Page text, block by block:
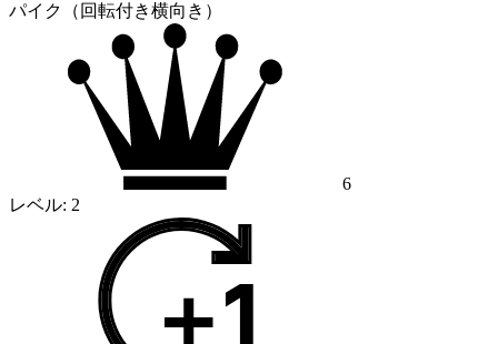
パイク（回転付き横向き）
6
レベル: 2